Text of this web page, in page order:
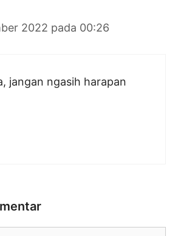
2022 pada 00:26
jangan ngasih harapan